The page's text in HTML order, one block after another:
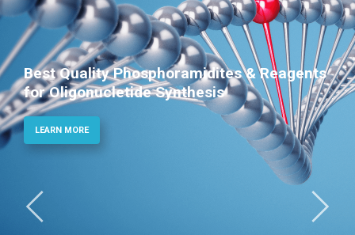
Phosphoramidites for Diagnostic and
Therapeutic Applications
LEARN MORE